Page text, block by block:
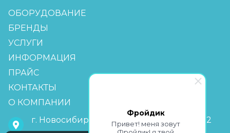
Фройдик
Привет! меня зовут
ОБОРУДОВАНИЕ
БРЕНДЫ
УСЛУГИ
ИНФОРМАЦИЯ
ПРАЙС
КОНТАКТЫ
О КОМПАНИИ
г. Новосибирск, мкр Горский 63, офис 2-2